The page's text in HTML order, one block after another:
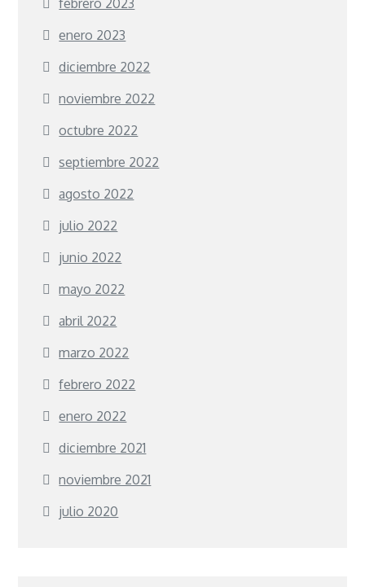
enero 2023
diciembre 2022
noviembre 2022
octubre 2022
septiembre 2022
agosto 2022
julio 2022
junio 2022
mayo 2022
abril 2022
marzo 2022
febrero 2022
enero 2022
diciembre 2021
noviembre 2021
julio 2020